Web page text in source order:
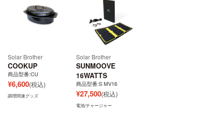
Solar Brother
COOKUP
商品型番:CU
¥6,600(税込)
調理関連グッズ
Solar Brother
SUNMOOVE
16WATTS
商品型番:S MV16
¥27,500(税込)
電池/チャージャー